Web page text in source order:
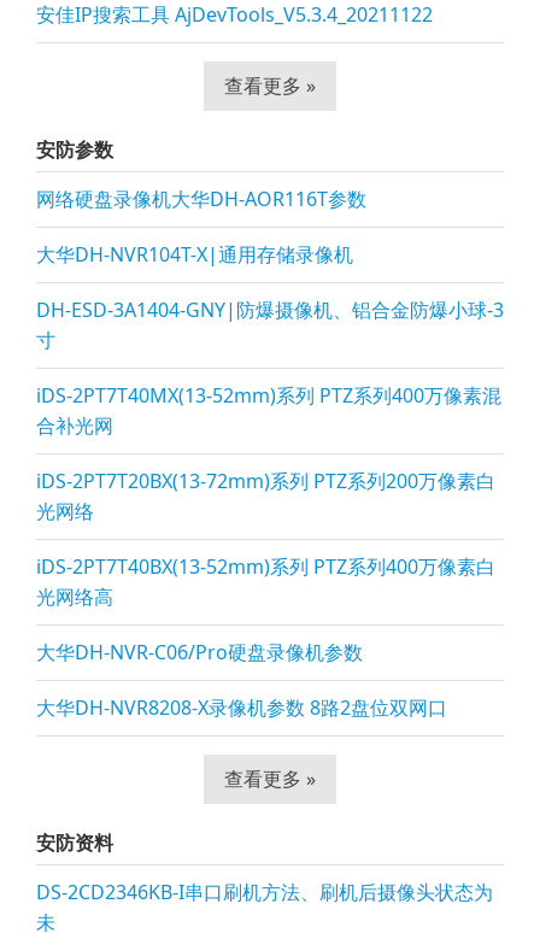
安佳IP搜索工具 AjDevTools_V5.3.4_20211122
查看更多 »
安防参数
网络硬盘录像机大华DH-AOR116T参数
大华DH-NVR104T-X|通用存储录像机
DH-ESD-3A1404-GNY|防爆摄像机、铝合金防爆小球-3
寸
iDS-2PT7T40MX(13-52mm)系列 PTZ系列400万像素混
合补光网
iDS-2PT7T20BX(13-72mm)系列 PTZ系列200万像素白
光网络
iDS-2PT7T40BX(13-52mm)系列 PTZ系列400万像素白
光网络高
大华DH-NVR-C06/Pro硬盘录像机参数
大华DH-NVR8208-X录像机参数 8路2盘位双网口
查看更多 »
安防资料
DS-2CD2346KB-I串口刷机方法、刷机后摄像头状态为
未